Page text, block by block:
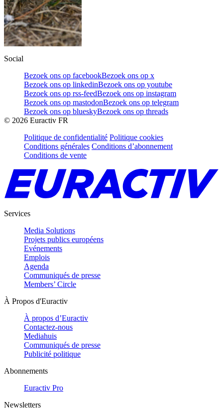
Social
Bezoek ons op facebookBezoek ons op x
Bezoek ons op linkedinBezoek ons op youtube
Bezoek ons op rss-feedBezoek ons op instagram
Bezoek ons op mastodonBezoek ons op telegram
Bezoek ons op blueskyBezoek ons op threads
© 2026 Euractiv FR
Politique de confidentialité Politique cookies
Conditions générales Conditions d’abonnement
Conditions de vente
Services
Media Solutions
Projets publics européens
Evénements
Emplois
Agenda
Communiqués de presse
Members’ Circle
À Propos d'Euractiv
À propos d’Euractiv
Contactez-nous
Mediahuis
Communiqués de presse
Publicité politique
Abonnements
Euractiv Pro
Newsletters